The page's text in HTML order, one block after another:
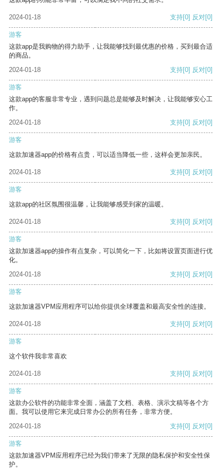
2024-01-18 支持[0] 反对[0]
游客
这款app是我购物的得力助手，让我能够找到最优惠的价格，买到最合适
的商品。
2024-01-18
支持[0] 反对[0]
游客
这款app的客服非常专业，遇到问题总是能够及时解决，让我能够安心工
作。
2024-01-18
支持[0] 反对[0]
游客
这款加速器app的价格有点贵，可以适当降低一些，这样会更加亲民。
2024-01-18 支持[0] 反对[0]
游客
这款app的社区氛围很温馨，让我能够感受到家的温暖。
2024-01-18 支持[0] 反对[0]
游客
这款加速器app的操作有点复杂，可以简化一下，比如将设置页面进行优
化。
2024-01-18
支持[0] 反对[0]
游客
这款加速器VPM应用程序可以给你提供全球覆盖和最高安全性的连接。
2024-01-18 支持[0] 反对[0]
游客
这个软件我非常喜欢
2024-01-18 支持[0] 反对[0]
游客
这款办公软件的功能非常全面，涵盖了文档、表格、演示文稿等各个方
面。我可以使用它来完成日常办公的所有任务，非常方便。
2024-01-18
支持[0] 反对[0]
游客
这款加速器VPM应用程序已经为我们带来了无限的隐私保护和安全性保
护。